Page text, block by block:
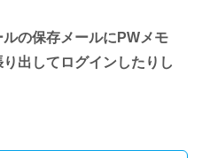
の保存メールにPWメモ
出してログインしたりし